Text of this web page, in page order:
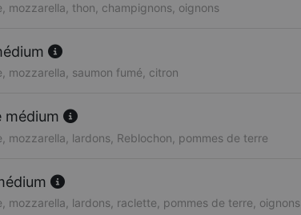
mozzarella, thon, champignons, oignons
mozzarella, saumon fumé, citron
mozzarella, lardons, Reblochon, pommes de terre
mozzarella, lardons, raclette, pommes de terre, oignons